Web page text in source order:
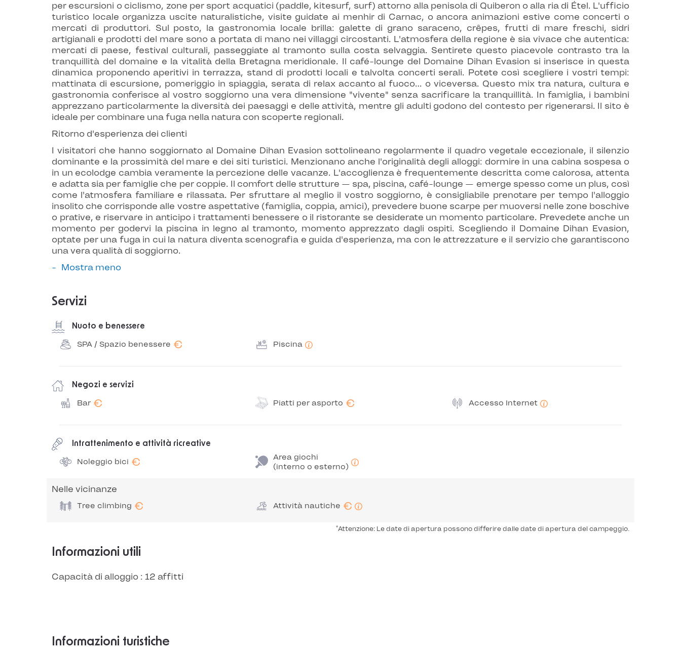
per escursioni o ciclismo, zone per sport acquatici (paddle, kitesurf, surf) attorno alla penisola di Quiberon o alla ria di Étel. L'ufficio
turistico locale organizza uscite naturalistiche, visite guidate ai menhir di Carnac, o ancora animazioni estive come concerti o
mercati di produttori. Sul posto, la gastronomia locale brilla: galette di grano saraceno, crêpes, frutti di mare freschi, sidri
artigianali e prodotti del mare sono a portata di mano nei villaggi circostanti. L'atmosfera della regione è sia vivace che autentica:
mercati di paese, festival culturali, passeggiate al tramonto sulla costa selvaggia. Sentirete questo piacevole contrasto tra la
tranquillità del domaine e la vitalità della Bretagna meridionale. Il café-lounge del Domaine Dihan Evasion si inserisce in questa
dinamica proponendo aperitivi in terrazza, stand di prodotti locali e talvolta concerti serali. Potete così scegliere i vostri tempi:
mattinata di escursione, pomeriggio in spiaggia, serata di relax accanto al fuoco… o viceversa. Questo mix tra natura, cultura e
gastronomia conferisce al vostro soggiorno una vera dimensione "vivente" senza sacrificare la tranquillità. In famiglia, i bambini
apprezzano particolarmente la diversità dei paesaggi e delle attività, mentre gli adulti godono del contesto per rigenerarsi. Il sito è
ideale per combinare una fuga nella natura con scoperte regionali.
Ritorno d'esperienza dei clienti
I visitatori che hanno soggiornato al Domaine Dihan Evasion sottolineano regolarmente il quadro vegetale eccezionale, il silenzio
dominante e la prossimità del mare e dei siti turistici. Menzionano anche l'originalità degli alloggi: dormire in una cabina sospesa o
in un ecolodge cambia veramente la percezione delle vacanze. L'accoglienza è frequentemente descritta come calorosa, attenta
e adatta sia per famiglie che per coppie. Il comfort delle strutture — spa, piscina, café-lounge — emerge spesso come un plus, così
come l'atmosfera familiare e rilassata. Per sfruttare al meglio il vostro soggiorno, è consigliabile prenotare per tempo l'alloggio
insolito che corrisponde alle vostre aspettative (famiglia, coppia, amici), prevedere buone scarpe per muoversi nelle zone boschive
o prative, e riservare in anticipo i trattamenti benessere o il ristorante se desiderate un momento particolare. Prevedete anche un
momento per godervi la piscina in legno al tramonto, momento apprezzato dagli ospiti. Scegliendo il Domaine Dihan Evasion,
optate per una fuga in cui la natura diventa scenografia e guida d'esperienza, ma con le attrezzature e il servizio che garantiscono
una vera qualità di soggiorno.
Mostra meno
Servizi
Nuoto e benessere
SPA / Spazio benessere € Piscina
Negozi e servizi
Bar € Piatti per asporto € Accesso Internet
Intrattenimento e attività ricreative
Noleggio bici €
Area giochi
(interno o esterno)
Nelle vicinanze
Tree climbing € Attività nautiche €
*Attenzione: Le date di apertura possono differire dalle date di apertura del campeggio.
Informazioni utili
Capacità di alloggio : 12 affitti
Informazioni turistiche